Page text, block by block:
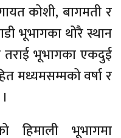
कोशी, बागमती र
भूभागका थोरै स्थान
तराई भूभागका एकदुई
मध्यमसम्मको वर्षा र
भूभागमा